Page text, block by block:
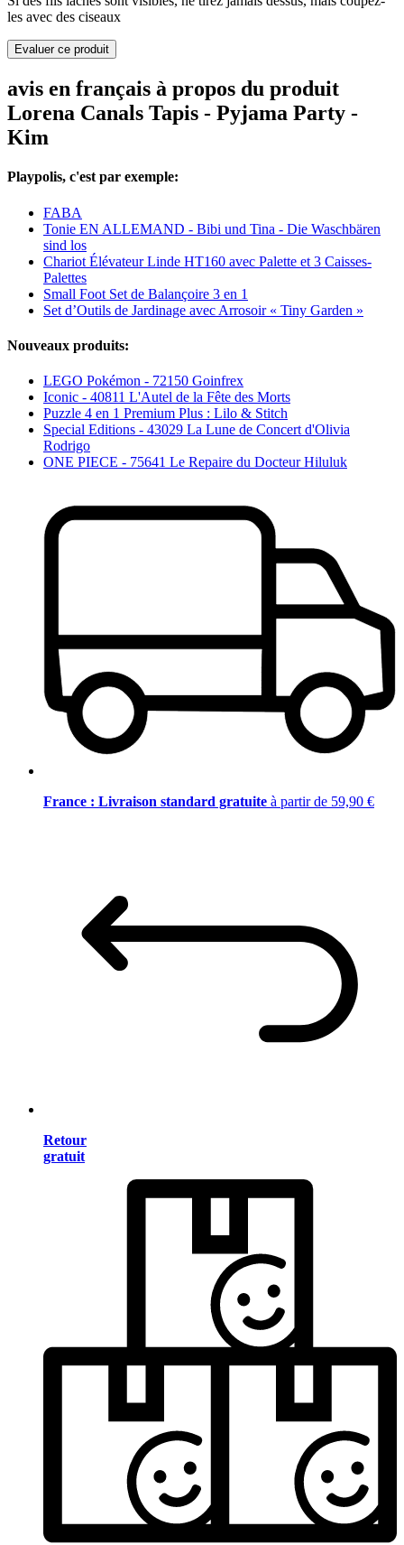
les avec des ciseaux
Evaluer ce produit
avis en français à propos du produit
Lorena Canals Tapis - Pyjama Party -
Kim
Playpolis, c'est par exemple:
FABA
Tonie EN ALLEMAND - Bibi und Tina - Die Waschbären
sind los
Chariot Élévateur Linde HT160 avec Palette et 3 Caisses-
Palettes
Small Foot Set de Balançoire 3 en 1
Set d’Outils de Jardinage avec Arrosoir « Tiny Garden »
Nouveaux produits:
LEGO Pokémon - 72150 Goinfrex
Iconic - 40811 L'Autel de la Fête des Morts
Puzzle 4 en 1 Premium Plus : Lilo & Stitch
Special Editions - 43029 La Lune de Concert d'Olivia
Rodrigo
ONE PIECE - 75641 Le Repaire du Docteur Hiluluk
France : Livraison standard gratuite à partir de 59,90 €
Retour
gratuit